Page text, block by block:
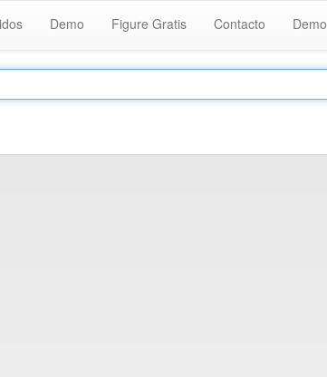
Demo Figure Gratis Contacto Demo